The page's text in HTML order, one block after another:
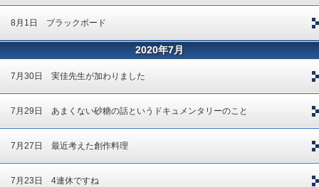
8月1日 ブラックボード
2020年7月
7月30日 実佳先生が加わりました
7月29日 あまくない砂糖の話というドキュメンタリーのこと
7月27日 最近考えた創作料理
7月23日 4連休ですね